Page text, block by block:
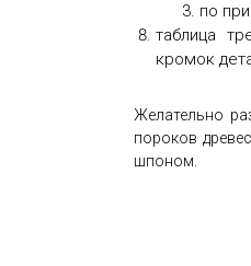
по
таблица
кромок
Желательно
пороков
шпоном.